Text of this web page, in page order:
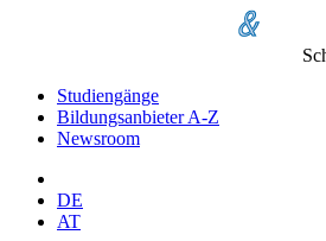
Studiengänge
Bildungsanbieter A-Z
Newsroom
DE
AT